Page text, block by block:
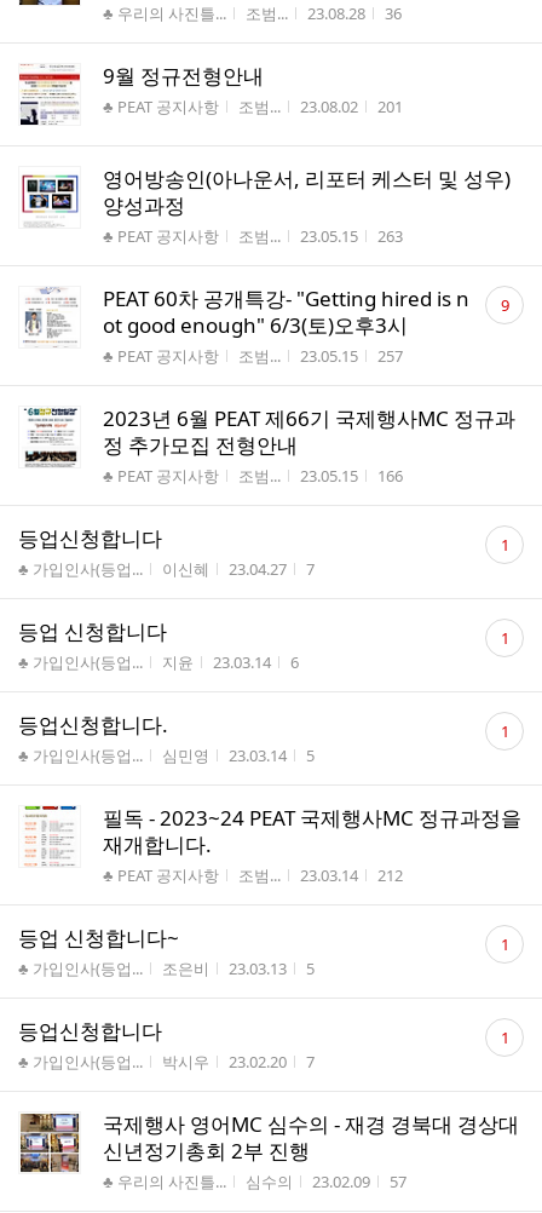
게시판명
♣ 우리의 사진틀... 작성자
조범... 작성시간
23.08.28 조회수
36
9월 정규전형안내
게시판명
♣ PEAT 공지사항 작성자
조범... 작성시간
23.08.02 조회수
201
영어방송인(아나운서, 리포터 케스터 및 성우)
양성과정
게시판명
♣ PEAT 공지사항 작성자
조범... 작성시간
23.05.15 조회수
263
PEAT 60차 공개특강- "Getting hired is n
ot good enough" 6/3(토)오후3시
게시판명
♣ PEAT 공지사항 작성자
조범... 작성시간
23.05.15 조회수
257
댓
글 9
2023년 6월 PEAT 제66기 국제행사MC 정규과
정 추가모집 전형안내
게시판명
♣ PEAT 공지사항 작성자
조범... 작성시간
23.05.15 조회수
166
등업신청합니다
게시판명
♣ 가입인사(등업... 작성자
이신혜 작성시간
23.04.27 조회수
7
댓
글 1
등업 신청합니다
게시판명
♣ 가입인사(등업... 작성자
지윤 작성시간
23.03.14 조회수
6
댓
글 1
등업신청합니다.
게시판명
♣ 가입인사(등업... 작성자
심민영 작성시간
23.03.14 조회수
5
댓
글 1
필독 - 2023~24 PEAT 국제행사MC 정규과정을
재개합니다.
게시판명
♣ PEAT 공지사항 작성자
조범... 작성시간
23.03.14 조회수
212
등업 신청합니다~
게시판명
♣ 가입인사(등업... 작성자
조은비 작성시간
23.03.13 조회수
5
댓
글 1
등업신청합니다
게시판명
♣ 가입인사(등업... 작성자
박시우 작성시간
23.02.20 조회수
7
댓
글 1
국제행사 영어MC 심수의 - 재경 경북대 경상대
신년정기총회 2부 진행
게시판명
♣ 우리의 사진틀... 작성자
심수의 작성시간
23.02.09 조회수
57